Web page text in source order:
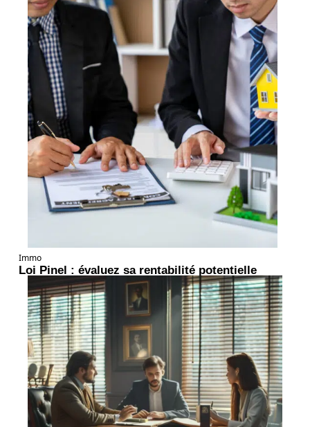
Immo
Loi Pinel : évaluez sa rentabilité potentielle